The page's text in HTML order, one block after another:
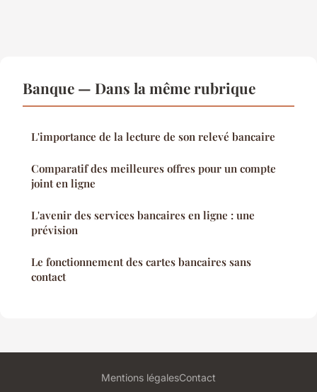
Banque — Dans la même rubrique
L'importance de la lecture de son relevé bancaire
Comparatif des meilleures offres pour un compte
joint en ligne
L'avenir des services bancaires en ligne : une
prévision
Le fonctionnement des cartes bancaires sans
contact
Mentions légalesContact